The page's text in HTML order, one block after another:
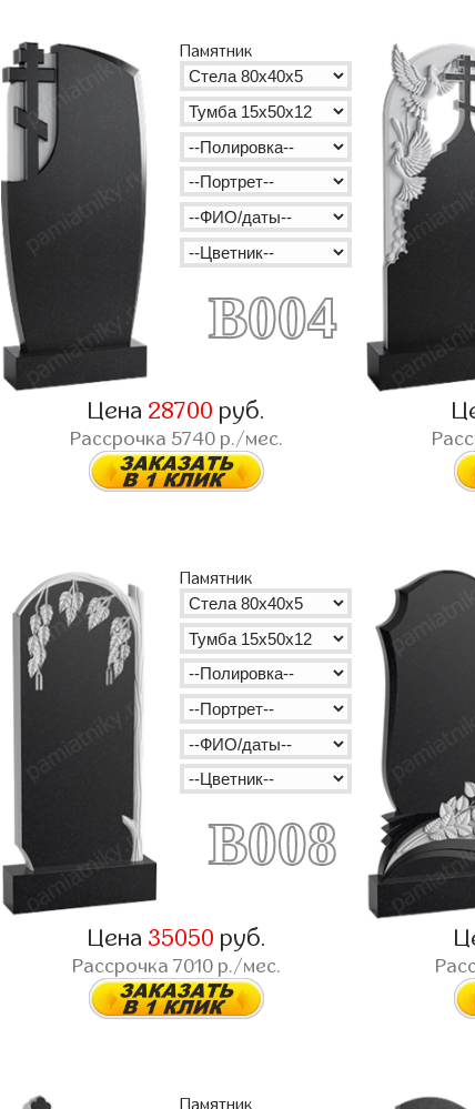
B004
Памятник
Цена 28700 руб.
Рассрочка 5740 р./мес.
B008
Памятник
Цена 35050 руб.
Рассрочка7010 р./мес.
Памятник